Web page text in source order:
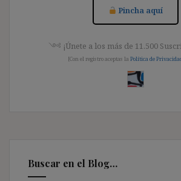
Pincha aquí
༺ ¡Únete a los más de 11.500
[Con el registro aceptas la Política de
Buscar en el Blog…